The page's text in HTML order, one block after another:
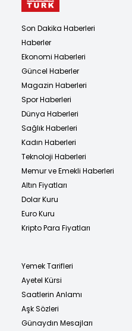
Son Dakika Haberleri
Haberler
Ekonomi Haberleri
Güncel Haberler
Magazin Haberleri
Spor Haberleri
Dünya Haberleri
Sağlık Haberleri
Kadın Haberleri
Teknoloji Haberleri
Memur ve Emekli Haberleri
Altın Fiyatları
Dolar Kuru
Euro Kuru
Kripto Para Fiyatları
Yemek Tarifleri
Ayetel Kürsi
Saatlerin Anlamı
Aşk Sözleri
Günaydın Mesajları